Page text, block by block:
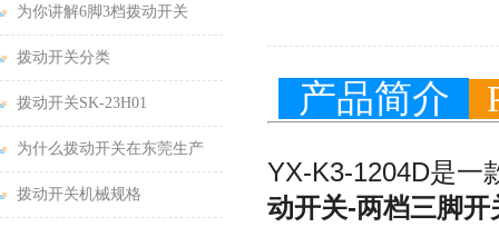
产品简介
YX-K3-1204D是一
动开关-两档三脚开
为你讲解6脚3档拨动开关
拨动开关分类
拨动开关SK-23H01
为什么拨动开关在东莞生产
拨动开关机械规格